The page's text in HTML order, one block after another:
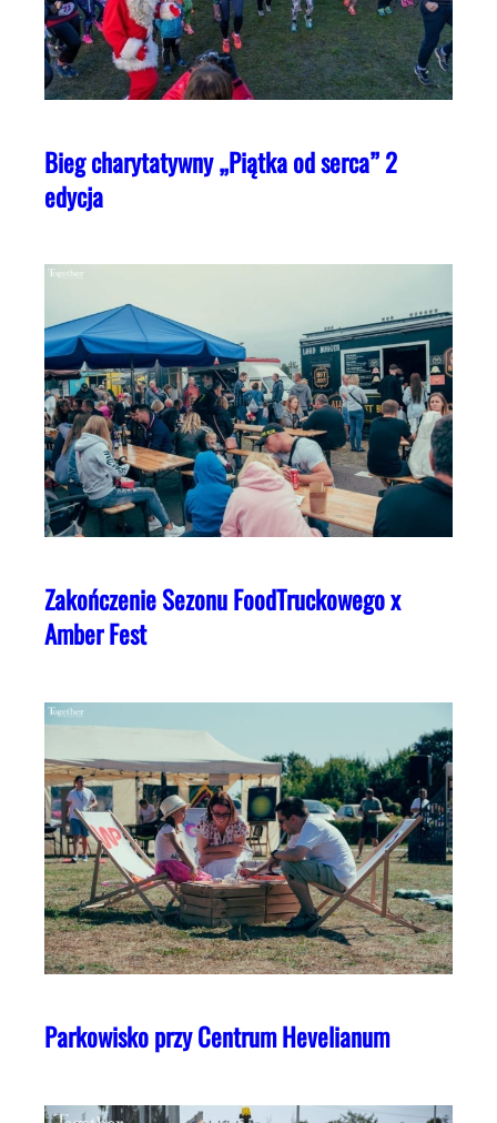
Bieg charytatywny „Piątka od serca” 2
edycja
Zakończenie Sezonu FoodTruckowego x
Amber Fest
Parkowisko przy Centrum Hevelianum